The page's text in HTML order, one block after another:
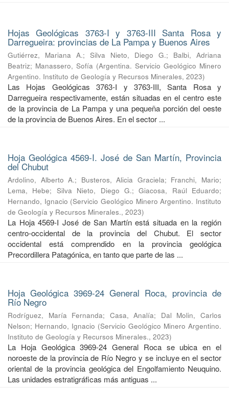
Hojas Geológicas 3763-I y 3763-III Santa Rosa y
Darregueira: provincias de La Pampa y Buenos Aires
Gutiérrez, Mariana A.; Silva Nieto, Diego G.; Balbi, Adriana
Beatriz; Manassero, Sofía (Argentina. Servicio Geológico Minero
Argentino. Instituto de Geología y Recursos Minerales, 2023)
Las Hojas Geológicas 3763-I y 3763-III, Santa Rosa y
Darregueira respectivamente, están situadas en el centro este
de la provincia de La Pampa y una pequeña porción del oeste
de la provincia de Buenos Aires. En el sector ...
Hoja Geológica 4569-I. José de San Martín, Provincia
del Chubut
Ardolino, Alberto A.; Busteros, Alicia Graciela; Franchi, Mario;
Lema, Hebe; Silva Nieto, Diego G.;Giacosa, Raúl Eduardo;
Hernando, Ignacio (Servicio Geológico Minero Argentino. Instituto
de Geología y Recursos Minerales., 2023)
La Hoja 4569-I José de San Martín está situada en la región
centro-occidental de la provincia del Chubut. El sector
occidental está comprendido en la provincia geológica
Precordillera Patagónica, en tanto que parte de las ...
Hoja Geológica 3969-24 General Roca, provincia de
Río Negro
Rodríguez, María Fernanda; Casa, Analía; Dal Molin, Carlos
Nelson; Hernando, Ignacio (Servicio Geológico Minero Argentino.
Instituto de Geología y Recursos Minerales., 2023)
La Hoja Geológica 3969-24 General Roca se ubica en el
noroeste de la provincia de Río Negro y se incluye en el sector
oriental de la provincia geológica del Engolfamiento Neuquino.
Las unidades estratigráficas más antiguas ...